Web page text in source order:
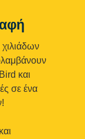
και
σε ένα
και